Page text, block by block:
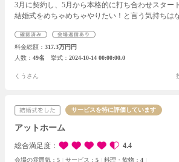
3月に契約し、5月から本格的に打ち合わせスター
結婚式をめちゃめちゃやりたい！と言う気持ちは
容をプランナーさんに伝えました！
なり打ち合わせはスムーズでした。プランナーさ
たので打ち合わせも楽しくてプランナーさんに会
ました。
ゲストに楽しんで貰えるような結婚式に
ストとの時間を取れるようにしました！こだわり
作りで頑張ったことです。持って帰っても使えな
もなんかなあとなるのが嫌だったのでゲストに持
て、写真も撮れて、面白いイベントもあって最高
と言ってくれてます！
料金総額
317.3万円円
人数
49名 挙式 2024-10-14 00:00:00.0
くうさん
サービスを特に評価しています
アットホーム
総合満足度 4.4
会場の雰囲気： 5 サービス： 5 料理・飲物： 4